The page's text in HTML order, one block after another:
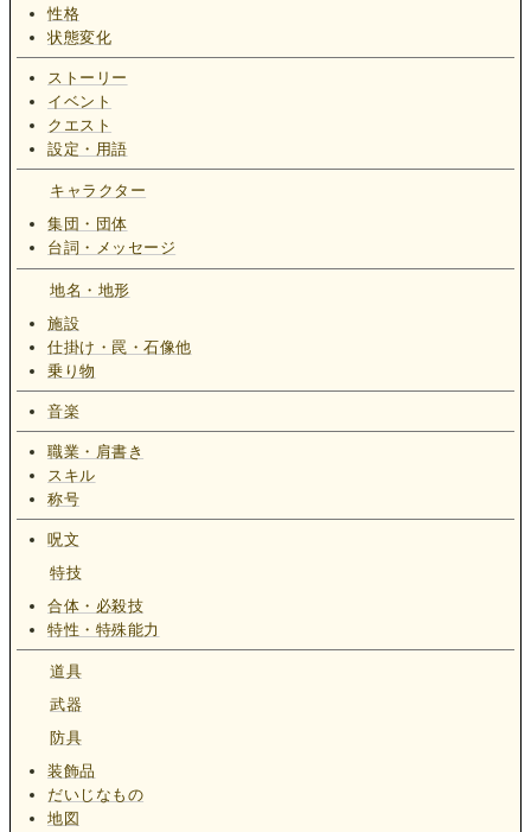
性格
状態変化
ストーリー
イベント
クエスト
設定・用語
キャラクター
集団・団体
台詞・メッセージ
地名・地形
施設
仕掛け・罠・石像他
乗り物
音楽
職業・肩書き
スキル
称号
呪文
特技
合体・必殺技
特性・特殊能力
道具
武器
防具
装飾品
だいじなもの
地図